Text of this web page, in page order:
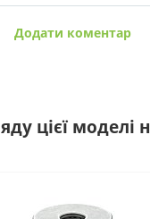
Додати коментар
цієї моделі